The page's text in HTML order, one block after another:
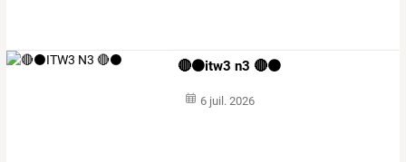
🔴⚫️itw3 n3 🔴⚫️
6 juil. 2026